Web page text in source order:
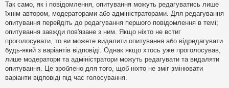
Так само, як і повідомлення, опитування можуть редагуватись лише
їхнім автором, модераторами або адміністраторами. Для редагування
опитування перейдіть до редагування першого повідомлення в темі;
опитування завжди пов'язане з ним. Якщо ніхто не встиг
проголосувати, то ви можете видалити опитування або відредагувати
будь-який з варіантів відповіді. Однак якщо хтось уже проголосував,
лише модератори та адміністратори можуть редагувати та видаляти
опитування. Це зроблено для того, щоб ніхто не зміг змінювати
варіанти відповіді під час голосування.